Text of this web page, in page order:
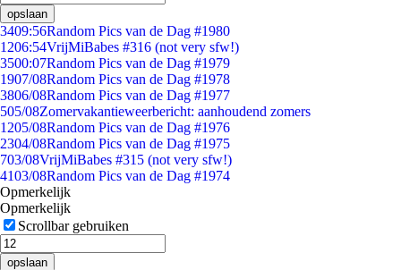
opslaan
3409:56Random Pics van de Dag #1980
1206:54VrijMiBabes #316 (not very sfw!)
3500:07Random Pics van de Dag #1979
1907/08Random Pics van de Dag #1978
3806/08Random Pics van de Dag #1977
505/08Zomervakantieweerbericht: aanhoudend zomers
1205/08Random Pics van de Dag #1976
2304/08Random Pics van de Dag #1975
703/08VrijMiBabes #315 (not very sfw!)
4103/08Random Pics van de Dag #1974
Opmerkelijk
Opmerkelijk
Scrollbar gebruiken
opslaan